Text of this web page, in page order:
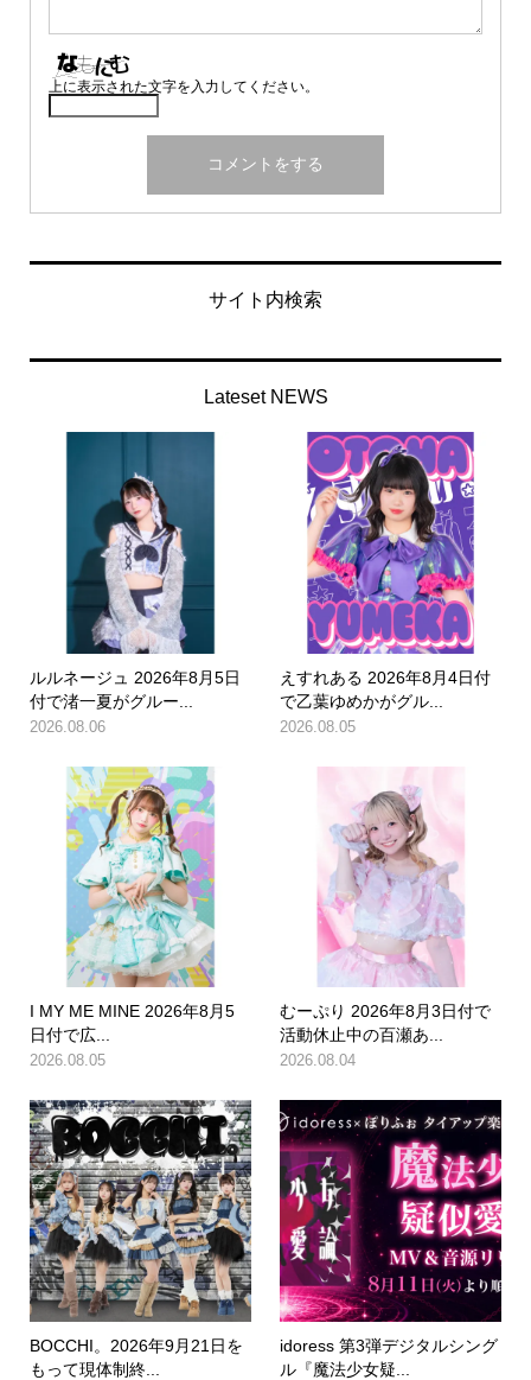
上に表示された文字を入力してください。
サイト内検索
Lateset NEWS
ルルネージュ 2026年8月5日
付で渚一夏がグルー...
2026.08.06
えすれある 2026年8月4日付
で乙葉ゆめかがグル...
2026.08.05
I MY ME MINE 2026年8月5
日付で広...
2026.08.05
むーぷり 2026年8月3日付で
活動休止中の百瀬あ...
2026.08.04
BOCCHI。2026年9月21日を
もって現体制終...
idoress 第3弾デジタルシング
ル『魔法少女疑...